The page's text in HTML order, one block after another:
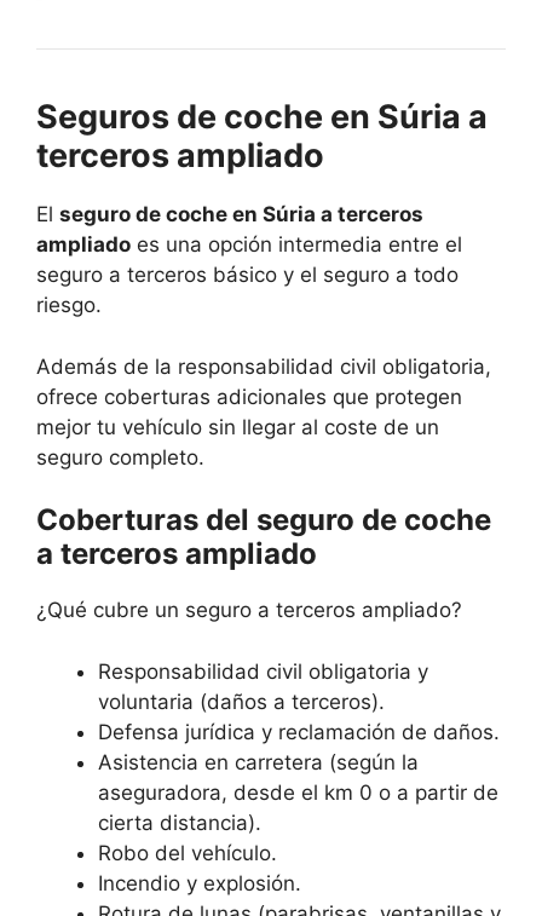
Seguros de coche en Súria a
terceros ampliado
El seguro de coche en Súria a terceros
ampliado es una opción intermedia entre el
seguro a terceros básico y el seguro a todo
riesgo.
Además de la responsabilidad civil obligatoria,
ofrece coberturas adicionales que protegen
mejor tu vehículo sin llegar al coste de un
seguro completo.
Coberturas del seguro de coche
a terceros ampliado
¿Qué cubre un seguro a terceros ampliado?
Responsabilidad civil obligatoria y
voluntaria (daños a terceros).
Defensa jurídica y reclamación de daños.
Asistencia en carretera (según la
aseguradora, desde el km 0 o a partir de
cierta distancia).
Robo del vehículo.
Incendio y explosión.